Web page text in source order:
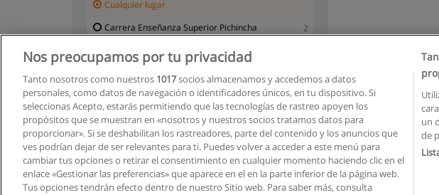
Cualquier lugar
Carrera Enseñanza Superior Pichincha
2
Reglas de uso
Copyright © Educaedu
Nos preocupamos por tu privacidad
Tanto nosotros como nuestros 1017socios almacenamos y accedemos a datos
personales, como datos de navegación o identificadores únicos, en tu dispositivo. Si
seleccionas Acepto, estarás permitiendo que las tecnologías de rastreo apoyen los
propósitos que se muestran en «nosotros y nuestros socios tratamos datos para
proporcionar». Si se deshabilitan los rastreadores, parte del contenido y los anuncios que
ves podrían dejar de ser relevantes para ti. Puedes volver a acceder a este menú para
cambiar tus opciones o retirar el consentimiento en cualquier momento haciendo clic en el
enlace «Gestionar las preferencias» que aparece en el en la parte inferior de la página web.
Tus opciones tendrán efecto dentro de nuestro Sitio web. Para saber más, consulta
un
de